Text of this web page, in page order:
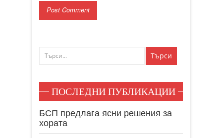
ПОСЛЕДНИ ПУБЛИКАЦИИ
БСП предлага ясни решения за
хората